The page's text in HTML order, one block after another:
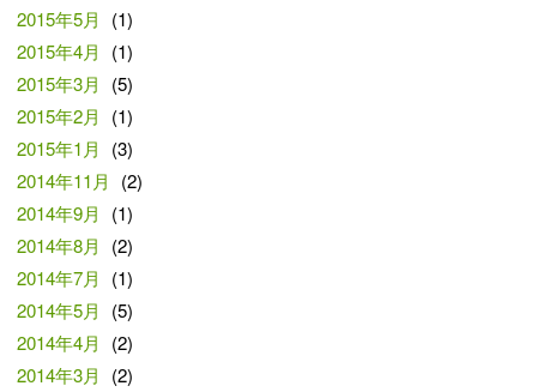
2015年5月
(1)
2015年4月
(1)
2015年3月
(5)
2015年2月
(1)
2015年1月
(3)
2014年11月
(2)
2014年9月
(1)
2014年8月
(2)
2014年7月
(1)
2014年5月
(5)
2014年4月
(2)
2014年3月
(2)